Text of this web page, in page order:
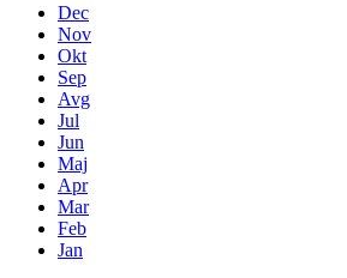
Dec
Nov
Okt
Sep
Avg
Jul
Jun
Maj
Apr
Mar
Feb
Jan